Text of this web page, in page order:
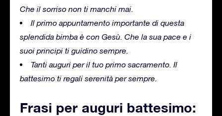
Che il sorriso non ti manchi mai.
Il primo appuntamento importante di questa
splendida bimba è con Gesù. Che la sua pace e i
suoi principi ti guidino sempre.
Tanti auguri per il tuo primo sacramento. Il
battesimo ti regali serenità per sempre.
Frasi per auguri battesimo: